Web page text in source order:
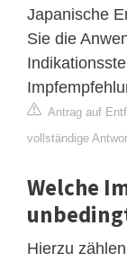
Japanische
Sie die
Antrag auf
vollständige
Welche
Hierzu